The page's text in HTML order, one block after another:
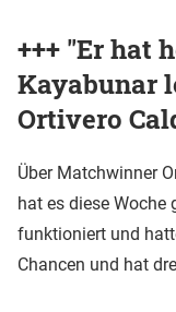
+++ "Er hat
Kayabunar
Ortivero
Über Matchwinner
hat es diese Woche
funktioniert und
Chancen und hat